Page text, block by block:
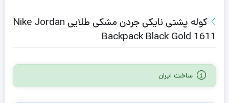
کوله پشتی نایکی جردن مشکی طلایی Nike Jordan
Backpack Black Gold 1611
ساخت ایران